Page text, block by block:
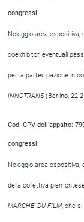
congressi
Noleggio area espositiva,
coexhibitor, eventuali
per la partecipazione in
INNOTRANS(Berlino, 22-
Cod. CPV dell’appalto:
congressi
Noleggio area espositiva,
della collettiva
MARCHE’ DU FILM, che si